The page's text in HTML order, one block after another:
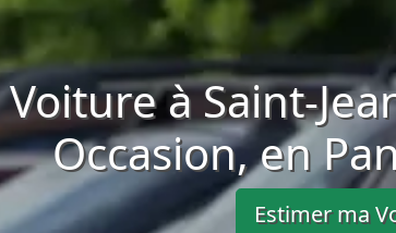
à Saint-
Occasion, en
Estimer ma